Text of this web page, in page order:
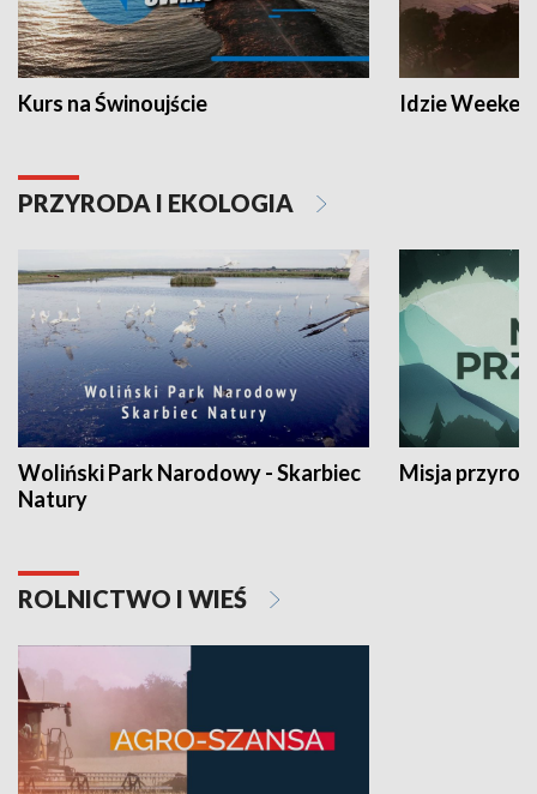
Kurs na Świnoujście Idzie
PRZYRODA I EKOLOGIA
Woliński Park Narodowy - Skarbiec
Natury
Misja
ROLNICTWO I WIEŚ